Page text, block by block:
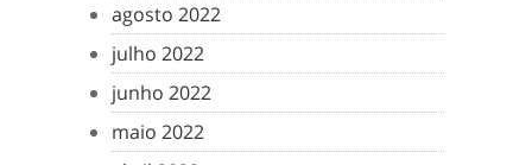
agosto 2022
julho 2022
junho 2022
maio 2022